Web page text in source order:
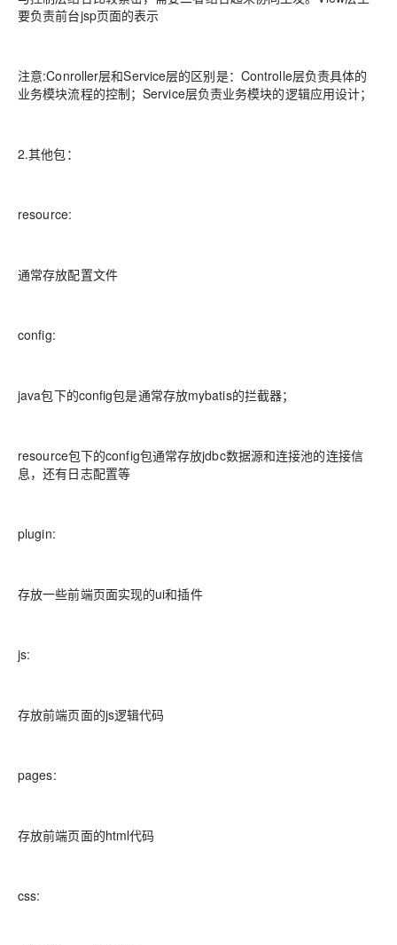
要负责前台jsp页面的表示
注意:Conroller层和Service层的区别是：Controlle层负责具体的
业务模块流程的控制；Service层负责业务模块的逻辑应用设计；
2.其他包：
resource:
通常存放配置文件
config:
java包下的config包是通常存放mybatis的拦截器；
resource包下的config包通常存放jdbc数据源和连接池的连接信
息，还有日志配置等
plugin:
存放一些前端页面实现的ui和插件
js:
存放前端页面的js逻辑代码
pages:
存放前端页面的html代码
css: